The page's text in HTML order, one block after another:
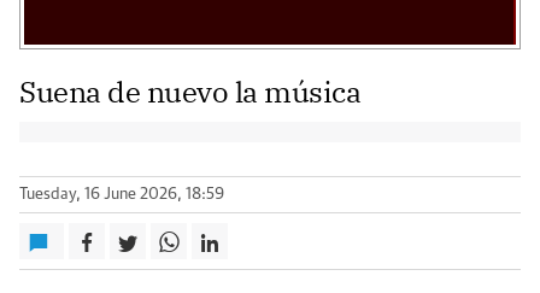
Suena de nuevo la música
Tuesday, 16 June 2026, 18:59